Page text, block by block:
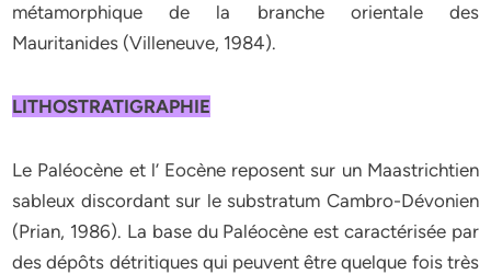
métamorphique de la branche orientale des
Mauritanides (Villeneuve, 1984).
LITHOSTRATIGRAPHIE
Le Paléocène et l’ Eocène reposent sur un Maastrichtien
sableux discordant sur le substratum Cambro-Dévonien
(Prian, 1986). La base du Paléocène est caractérisée par
des dépôts détritiques qui peuvent être quelque fois très